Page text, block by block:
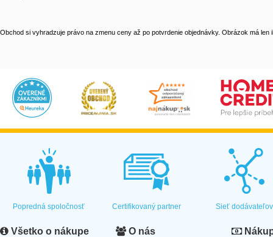
Obchod si vyhradzuje právo na zmenu ceny až po potvrdenie objednávky. Obrázok má len
Popredná spoločnosť Certifikovaný partner Sieť dodávateľov
Všetko o nákupe O nás